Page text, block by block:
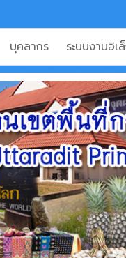
บุคลากร ระบบงานอิ